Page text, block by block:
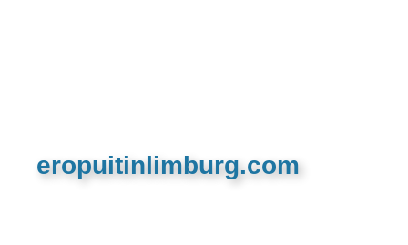
eropuitinlimburg.com